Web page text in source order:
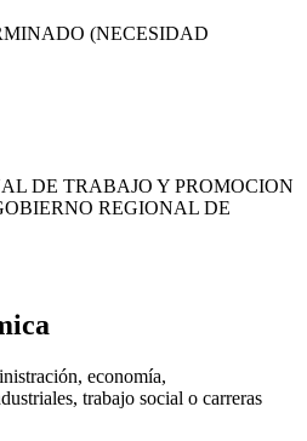
(NECESIDAD
DE TRABAJO Y PROMOCION
REGIONAL DE
economía,
trabajo social o carreras